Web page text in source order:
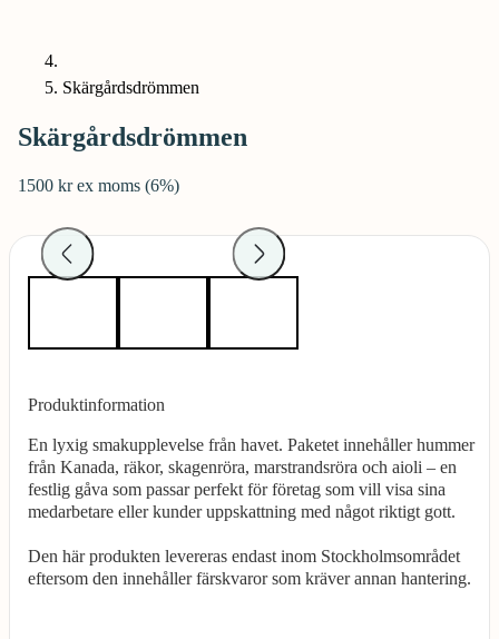
Skärgårdsdrömmen
Skärgårdsdrömmen
1500 kr ex moms (6%)
Produktinformation
En lyxig smakupplevelse från havet. Paketet innehåller hummer
från Kanada, räkor, skagenröra, marstrandsröra och aioli – en
festlig gåva som passar perfekt för företag som vill visa sina
medarbetare eller kunder uppskattning med något riktigt gott.
Den här produkten levereras endast inom Stockholmsområdet
eftersom den innehåller färskvaror som kräver annan hantering.